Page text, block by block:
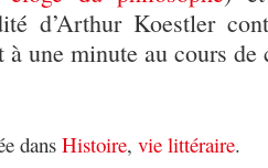
d’Arthur Koestler
une minute au cours de
dans Histoire, vie littéraire.